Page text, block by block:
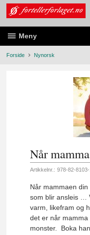
Gå
innholdet
Meny
Forside Nynorsk
Når
Artikkelnr.: 978-82-
Når mammaen
som blir ansleis …
varm, likefram og
det er når
monster. Boka